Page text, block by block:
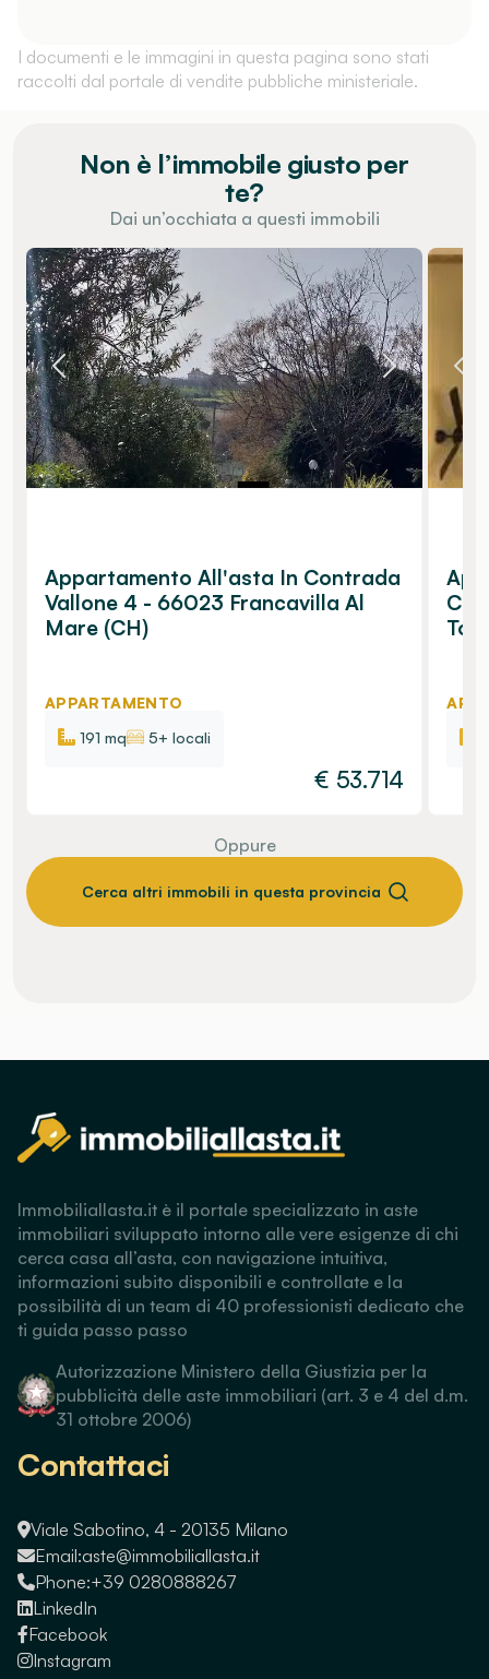
I documenti e le immagini in questa pagina sono stati
raccolti dal portale di vendite pubbliche ministeriale.
Non è l’immobile giusto per
te?
Dai un’occhiata a questi immobili
Appartamento All'asta In Contrada
Vallone 4 - 66023 Francavilla Al
Mare (CH)
APPARTAMENTO
191 mq
5+ locali
€ 53.714
Oppure
Cerca altri immobili in questa provincia
Immobiliallasta.it è il portale specializzato in aste
immobiliari sviluppato intorno alle vere esigenze di chi
cerca casa all’asta, con navigazione intuitiva,
informazioni subito disponibili e controllate e la
possibilità di un team di 40 professionisti dedicato che
ti guida passo passo
Autorizzazione Ministero della Giustizia per la
pubblicità delle aste immobiliari (art. 3 e 4 del d.m.
31 ottobre 2006)
Contattaci
Viale Sabotino, 4 - 20135 Milano
Email:aste@immobiliallasta.it
Phone:+39 0280888267
LinkedIn
Facebook
Instagram